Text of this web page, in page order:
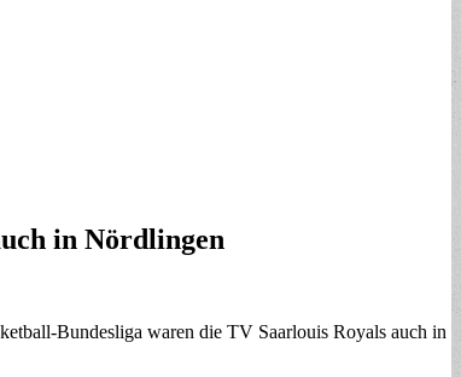
in Nördlingen
Bundesliga waren die TV Saarlouis Royals auch in